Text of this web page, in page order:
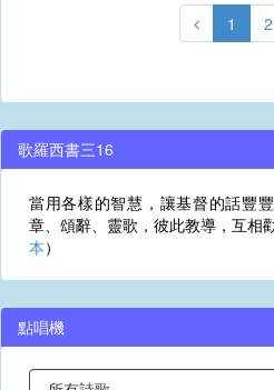
1 2
歌羅西書三16
當用各樣的智慧，讓基督的話豐
章、頌辭、靈歌，彼此教導，互相
本）
點唱機